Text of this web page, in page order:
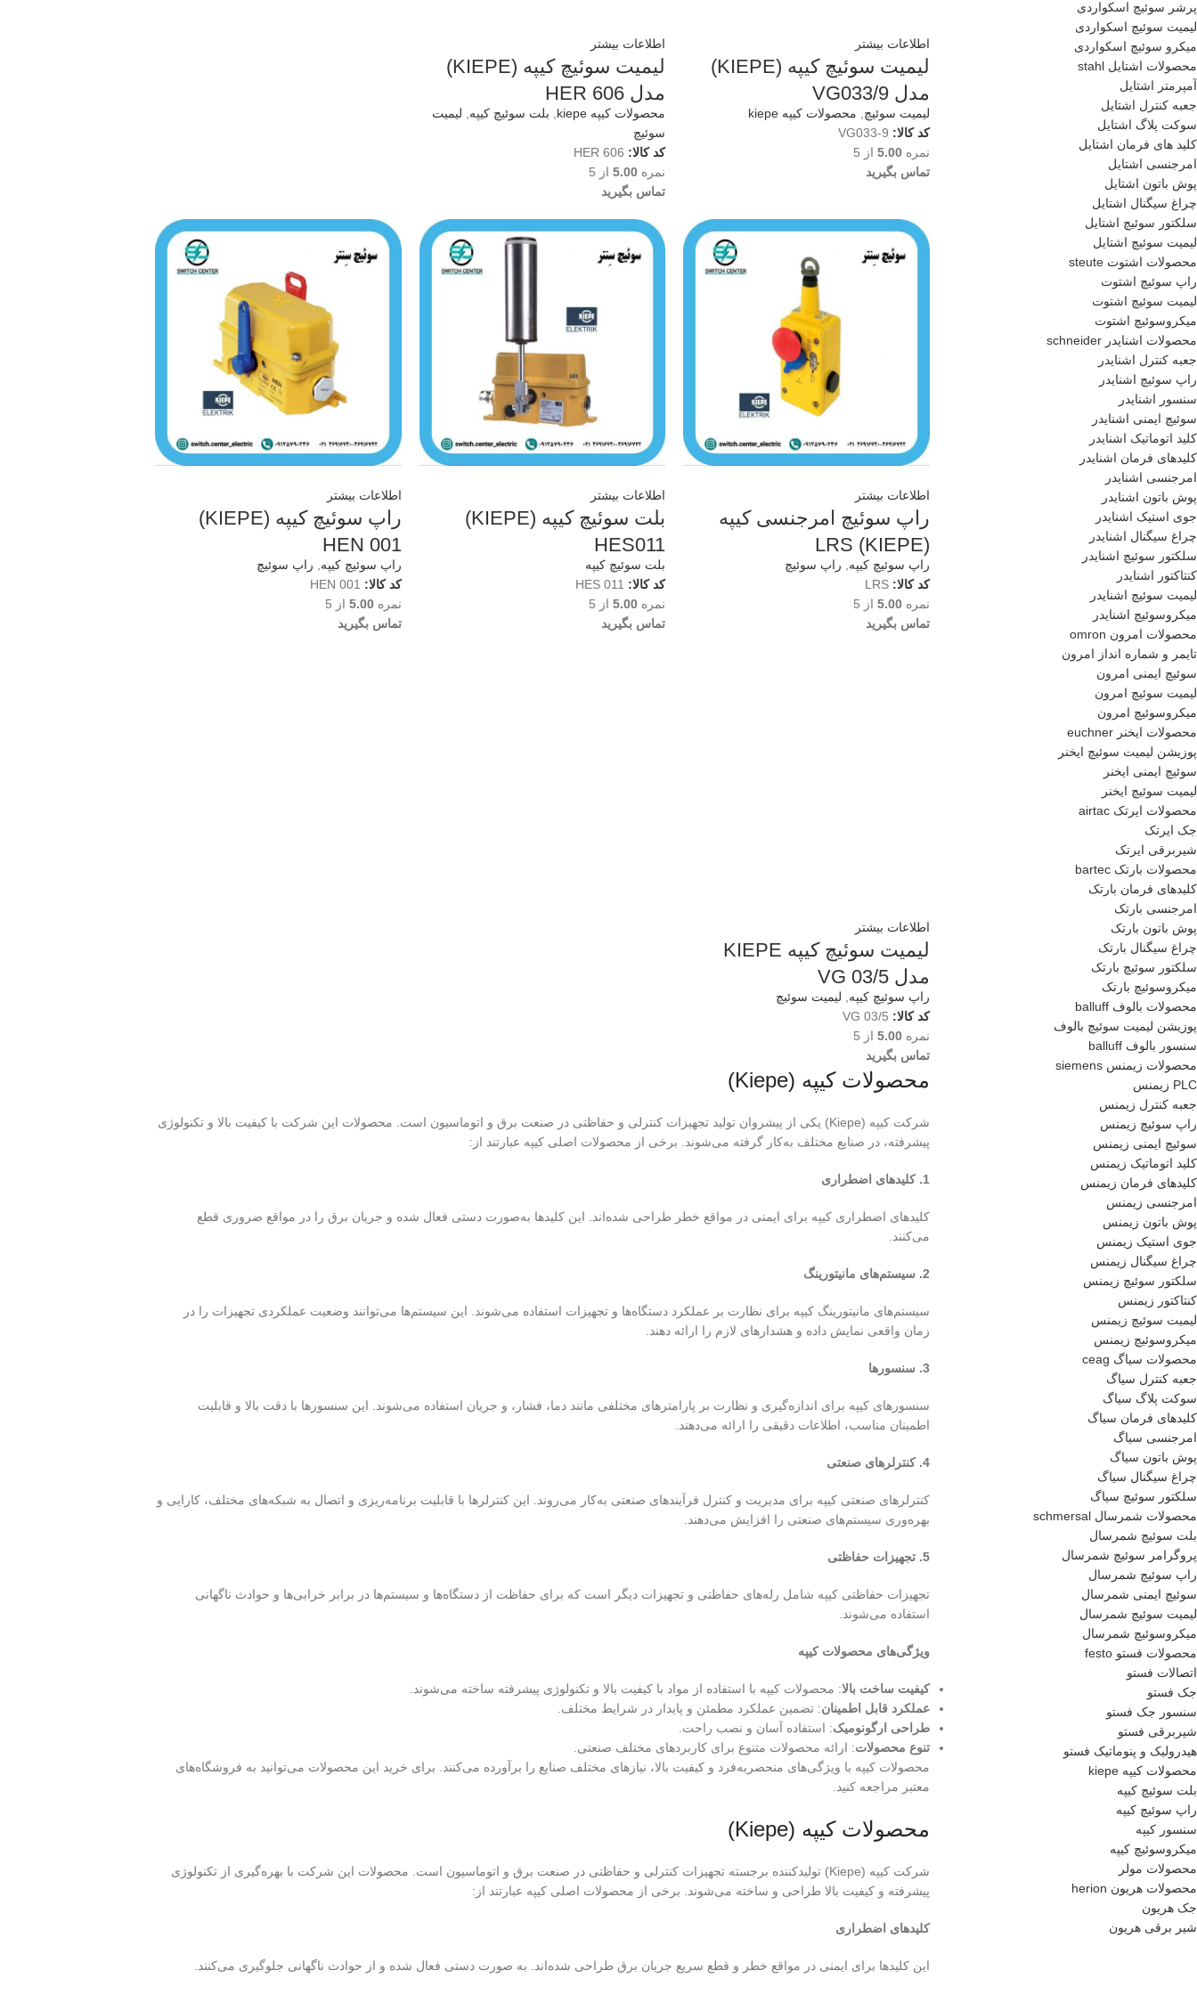
پرشر سوئیچ اسکواردی
لیمیت سوئیچ اسکواردی
میکرو سوئیچ اسکواردی
محصولات اشتایل stahl
آمپرمتر اشتایل
جعبه کنترل اشتایل
سوکت پلاگ اشتایل
کلید های فرمان اشتایل
امرجنسی اشتایل
پوش باتون اشتایل
چراغ سیگنال اشتایل
سلکتور سوئیچ اشتایل
لیمیت سوئیچ اشتایل
محصولات اشتوت steute
راپ سوئیچ اشتوت
لیمیت سوئیچ اشتوت
میکروسوئیچ اشتوت
محصولات اشنایدر schneider
جعبه کنترل اشنایدر
راپ سوئیچ اشنایدر
سنسور اشنایدر
سوئیچ ایمنی اشنایدر
کلید اتوماتیک اشنایدر
کلیدهای فرمان اشنایدر
امرجنسی اشنایدر
پوش باتون اشنایدر
جوی استیک اشنایدر
چراغ سیگنال اشنایدر
سلکتور سوئیچ اشنایدر
کنتاکتور اشنایدر
لیمیت سوئیچ اشنایدر
میکروسوئیچ اشنایدر
محصولات امرون omron
تایمر و شماره انداز امرون
سوئیچ ایمنی امرون
لیمیت سوئیچ امرون
میکروسوئیچ امرون
محصولات ایخنر euchner
پوزیشن لیمیت سوئیچ ایخنر
سوئیچ ایمنی ایخنر
لیمیت سوئیچ ایخنر
محصولات ایرتک airtac
جک ایرتک
شیربرقی ایرتک
محصولات بارتک bartec
کلیدهای فرمان بارتک
امرجنسی بارتک
پوش باتون بارتک
چراغ سیگنال بارتک
سلکتور سوئیچ بارتک
میکروسوئیچ بارتک
محصولات بالوف balluff
پوزیشن لیمیت سوئیچ بالوف
سنسور بالوف balluff
محصولات زیمنس siemens
PLC زیمنس
جعبه کنترل زیمنس
راپ سوئیچ زیمنس
سوئیچ ایمنی زیمنس
کلید اتوماتیک زیمنس
کلیدهای فرمان زیمنس
امرجنسی زیمنس
پوش باتون زیمنس
جوی استیک زیمنس
چراغ سیگنال زیمنس
سلکتور سوئیچ زیمنس
کنتاکتور زیمنس
لیمیت سوئیچ زیمنس
میکروسوئیچ زیمنس
محصولات سیاگ ceag
جعبه کنترل سیاگ
سوکت پلاگ سیاگ
کلیدهای فرمان سیاگ
امرجنسی سیاگ
پوش باتون سیاگ
چراغ سیگنال سیاگ
سلکتور سوئیچ سیاگ
محصولات شمرسال schmersal
بلت سوئیچ شمرسال
پروگرامر سوئیچ شمرسال
راپ سوئیچ شمرسال
سوئیچ ایمنی شمرسال
لیمیت سوئیچ شمرسال
میکروسوئیچ شمرسال
محصولات فستو festo
اتصالات فستو
جک فستو
سنسور جک فستو
شیربرقی فستو
هیدرولیک و پنوماتیک فستو
محصولات کیپه kiepe
بلت سوئیچ کیپه
راپ سوئیچ کیپه
سنسور کیپه
میکروسوئیچ کیپه
محصولات مولر
محصولات هریون herion
جک هریون
شیر برقی هریون
اطلاعات بیشتر
لیمیت سوئیچ کیپه (KIEPE)
مدل VG033/9
لیمیت سوئیچ
محصولات کیپه kiepe
کد کالا: VG033-9
نمره 5.00 از 5
تماس بگیرید
اطلاعات بیشتر
لیمیت سوئیچ کیپه (KIEPE)
مدل HER 606
محصولات کیپه kiepe بلت سوئیچ کیپه
لیمیت
سوئیچ
کد کالا: HER 606
نمره 5.00از 5
تماس بگیرید
اطلاعات بیشتر
راپ سوئیچ امرجنسی کیپه
(KIEPE) LRS
راپ سوئیچ کیپه
راپ سوئیچ
کد کالا: LRS
نمره 5.00 از 5
تماس بگیرید
اطلاعات بیشتر
بلت سوئیچ کیپه (KIEPE)
HES011
بلت سوئیچ کیپه
کد کالا: HES 011
نمره 5.00از 5
تماس بگیرید
اطلاعات بیشتر
راپ سوئیچ کیپه (KIEPE)
HEN 001
راپ سوئیچ کیپه
راپ سوئیچ
کد کالا: HEN 001
نمره5.00 از 5
تماس بگیرید
اطلاعات بیشتر
لیمیت سوئیچ کیپه KIEPE
مدل VG 03/5
راپ سوئیچ کیپه
لیمیت سوئیچ
کد کالا: VG 03/5
نمره 5.00 از 5
تماس بگیرید
محصولات کیپه (Kiepe)
شرکت کیپه (Kiepe) یکی از پیشروان تولید تجهیزات کنترلی و حفاظتی در صنعت برق و اتوماسیون است. محصولات این شرکت با کیفیت بالا و تکنولوژی
پیشرفته، در صنایع مختلف به‌کار گرفته می‌شوند. برخی از محصولات اصلی کیپه عبارتند از:
1. کلیدهای اضطراری
کلیدهای اضطراری کیپه برای ایمنی در مواقع خطر طراحی شده‌اند. این کلیدها به‌صورت دستی فعال شده و جریان برق را در مواقع ضروری قطع
می‌کنند.
2. سیستم‌های مانیتورینگ
سیستم‌های مانیتورینگ کیپه برای نظارت بر عملکرد دستگاه‌ها و تجهیزات استفاده می‌شوند. این سیستم‌ها می‌توانند وضعیت عملکردی تجهیزات را در
زمان واقعی نمایش داده و هشدارهای لازم را ارائه دهند.
3. سنسورها
سنسورهای کیپه برای اندازه‌گیری و نظارت بر پارامترهای مختلفی مانند دما، فشار، و جریان استفاده می‌شوند. این سنسورها با دقت بالا و قابلیت
اطمینان مناسب، اطلاعات دقیقی را ارائه می‌دهند.
4. کنترلرهای صنعتی
کنترلرهای صنعتی کیپه برای مدیریت و کنترل فرآیندهای صنعتی به‌کار می‌روند. این کنترلرها با قابلیت برنامه‌ریزی و اتصال به شبکه‌های مختلف، کارایی و
بهره‌وری سیستم‌های صنعتی را افزایش می‌دهند.
5. تجهیزات حفاظتی
تجهیزات حفاظتی کیپه شامل رله‌های حفاظتی و تجهیزات دیگر است که برای حفاظت از دستگاه‌ها و سیستم‌ها در برابر خرابی‌ها و حوادث ناگهانی
استفاده می‌شوند.
ویژگی‌های محصولات کیپه
کیفیت ساخت بالا: محصولات کیپه با استفاده از مواد با کیفیت بالا و تکنولوژی پیشرفته ساخته می‌شوند.
عملکرد قابل اطمینان: تضمین عملکرد مطمئن و پایدار در شرایط مختلف.
طراحی ارگونومیک: استفاده آسان و نصب راحت.
تنوع محصولات: ارائه محصولات متنوع برای کاربردهای مختلف صنعتی.
محصولات کیپه با ویژگی‌های منحصربه‌فرد و کیفیت بالا، نیازهای مختلف صنایع را برآورده می‌کنند. برای خرید این محصولات می‌توانید به فروشگاه‌های
معتبر مراجعه کنید.
محصولات کیپه (Kiepe)
شرکت کیپه (Kiepe) تولیدکننده برجسته تجهیزات کنترلی و حفاظتی در صنعت برق و اتوماسیون است. محصولات این شرکت با بهره‌گیری از تکنولوژی
پیشرفته و کیفیت بالا طراحی و ساخته می‌شوند. برخی از محصولات اصلی کیپه عبارتند از:
کلیدهای اضطراری
این کلیدها برای ایمنی در مواقع خطر و قطع سریع جریان برق طراحی شده‌اند. به صورت دستی فعال شده و از حوادث ناگهانی جلوگیری می‌کنند.